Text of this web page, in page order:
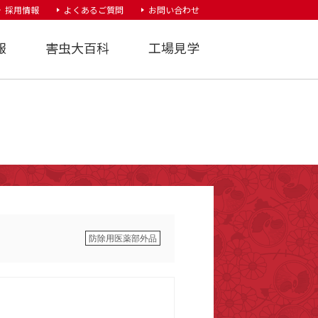
採用情報 よくあるご質問 お問い合わせ
害虫大百科 工場見学
防除用医薬部外品